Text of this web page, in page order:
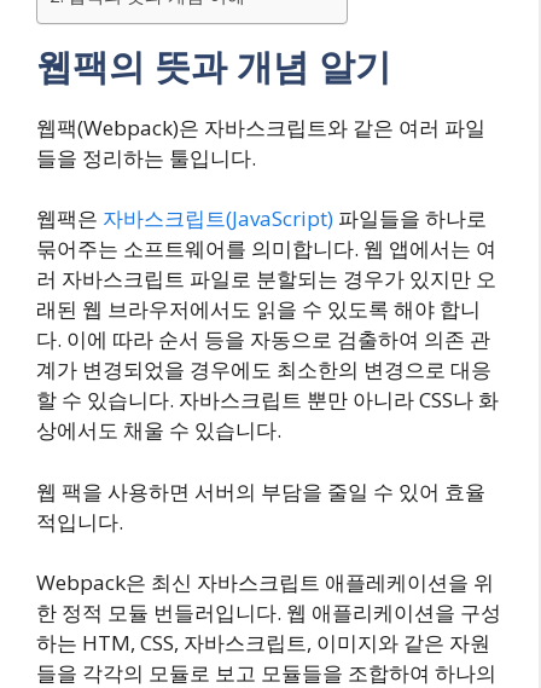
웹팩의 뜻과 개념 알기
웹팩(Webpack)은 자바스크립트와 같은 여러 파일
들을 정리하는 툴입니다.
웹팩은 자바스크립트(JavaScript) 파일들을 하나로
묶어주는 소프트웨어를 의미합니다. 웹 앱에서는 여
러 자바스크립트 파일로 분할되는 경우가 있지만 오
래된 웹 브라우저에서도 읽을 수 있도록 해야 합니
다. 이에 따라 순서 등을 자동으로 검출하여 의존 관
계가 변경되었을 경우에도 최소한의 변경으로 대응
할 수 있습니다. 자바스크립트 뿐만 아니라 CSS나 화
상에서도 채울 수 있습니다.
웹 팩을 사용하면 서버의 부담을 줄일 수 있어 효율
적입니다.
Webpack은 최신 자바스크립트 애플레케이션을 위
한 정적 모듈 번들러입니다. 웹 애플리케이션을 구성
하는 HTM, CSS, 자바스크립트, 이미지와 같은 자원
들을 각각의 모듈로 보고 모듈들을 조합하여 하나의